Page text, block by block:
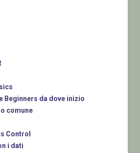
Beginners da dove inizio
comune
Control
i dati